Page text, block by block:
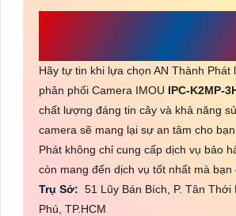
Hãy tự tin khi lựa chọn AN Thành Phát
phân phối Camera IMOU IPC-K2MP-
chất lượng đáng tin cây và khả năng
camera sẽ mang lại sự an tâm cho
Phát không chỉ cung cấp dịch vụ bảo
còn mang đến dịch vụ tốt nhất mà bạn
Trụ Sở: 51 Lũy Bán Bích, P. Tân Thới
Phú, TP.HCM